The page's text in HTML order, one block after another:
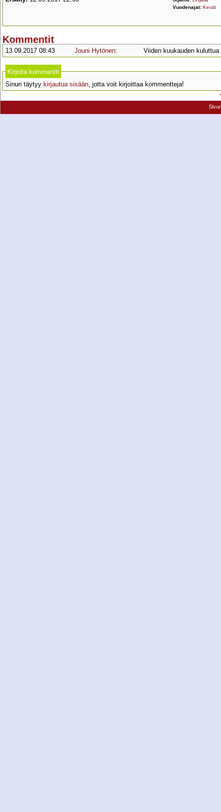
Vuodenajat: Kevät
Kommentit
13.09.2017 08:43 Jouni Hytönen: Viiden kuukauden
Kirjoita kommentti
Sinun täytyy kirjautua sisään, jotta voit kirjoittaa kommentteja!